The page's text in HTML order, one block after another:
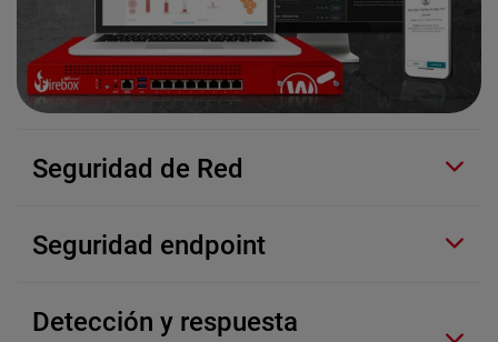
Seguridad de Red
Seguridad endpoint
Detección y respuesta